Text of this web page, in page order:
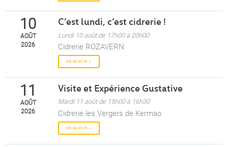
10
AOÛT
2026
C’est lundi, c’est cidrerie !
Lundi 10 août de 17h00 à 20h00
Cidrerie ROZAVERN
EN SAVOIR +
11
AOÛT
2026
Visite et Expérience Gustative
Mardi 11 août de 15h00 à 16h30
Cidrerie les Vergers de Kermao
EN SAVOIR +